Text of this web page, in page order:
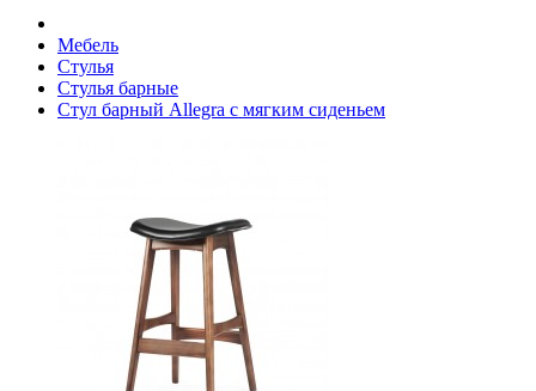
Мебель
Стулья
Стулья барные
Стул барный Allegra с мягким сиденьем